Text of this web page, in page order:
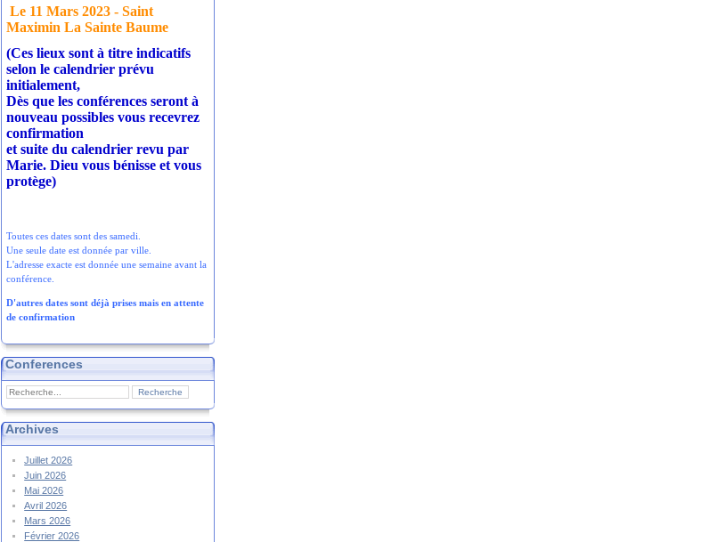
Le 11 Mars 2023 - Saint
Maximin La Sainte Baume
(Ces lieux sont à titre indicatifs
selon le calendrier prévu
initialement,
Dès que les conférences seront à
nouveau possibles vous recevrez
confirmation
et suite du calendrier revu par
Marie. Dieu vous bénisse et vous
protège)
Toutes ces dates sont des samedi.
Une seule date est donnée par ville.
L'adresse exacte est donnée une semaine avant la
conférence.
D'autres dates sont déjà prises mais en attente
de confirmation
Conferences
Archives
Juillet 2026
Juin 2026
Mai 2026
Avril 2026
Mars 2026
Février 2026